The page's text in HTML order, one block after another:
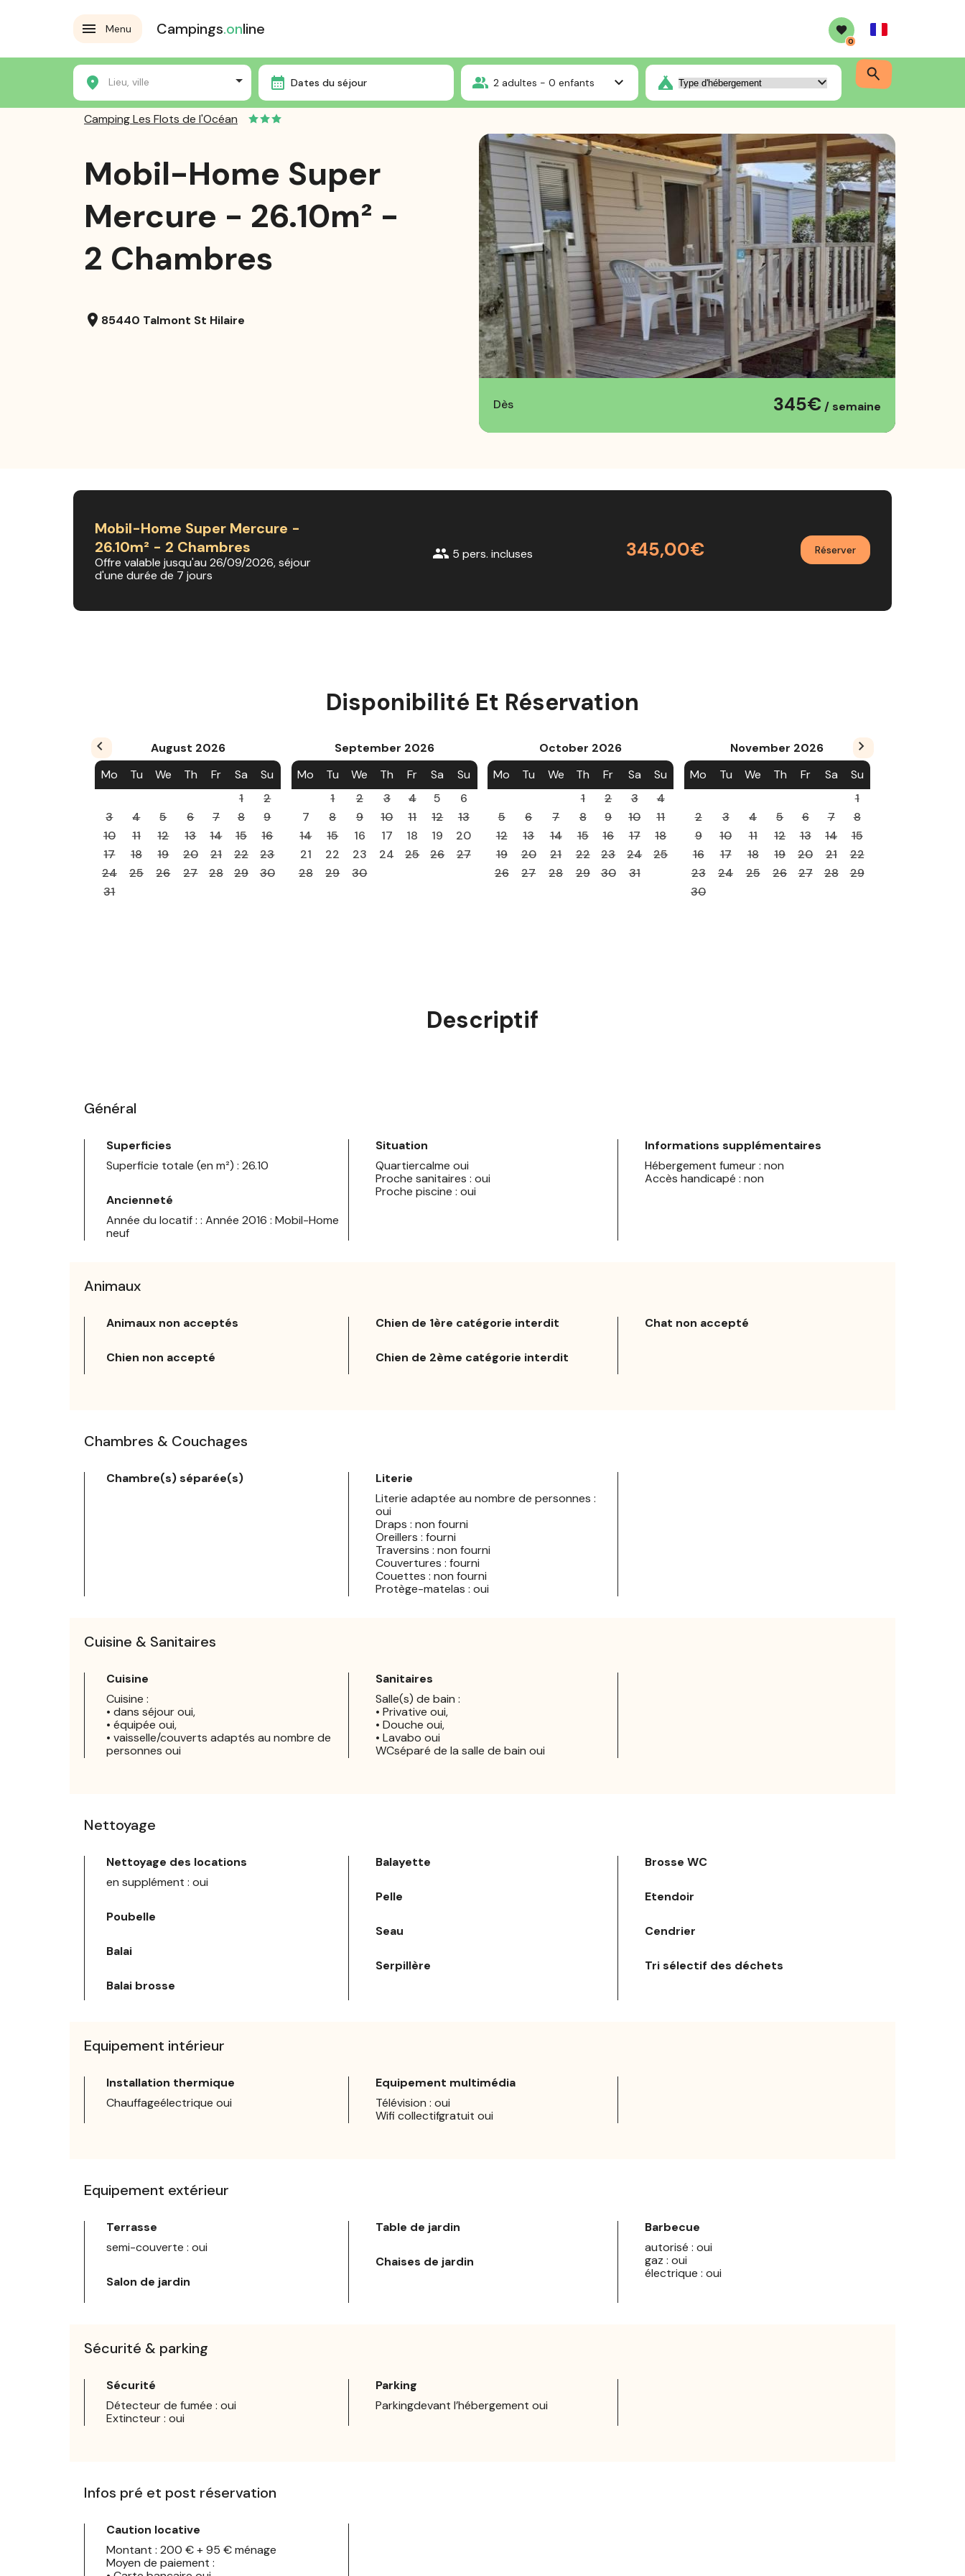
Menu Campings.online
0
Lieu, ville Dates du séjour 2adultes - 0 enfants
Accueil Les campings Camping Les Flots de l'Océan Mobil-Home Super Mercure - 26.10m² - 2 Chambres
Camping Les Flots de l'Océan
Mobil-Home Super
Mercure - 26.10m² -
2 Chambres
location_on 85440 Talmont St Hilaire
Dès 345€ / semaine
Mobil-Home Super Mercure -
26.10m² - 2 Chambres
Offre valable jusqu'au 26/09/2026, séjour
d'une durée de 7 jours
group 5 pers. incluses 345,00€ Réserver
Disponibilité Et Réservation
August 2026
Mo
Tu We Th Fr Sa
Su
1
2
3
4 5 6 7 8
9
10
11 12 13 14 15
16
17
18 19 20 21 22
23
24
25 26 27 28 29
30
31
September 2026
Mo
Tu We Th Fr Sa
Su
1
2 3 4 5
6
7
8 9 10 11 12
13
14
15 16 17 18 19
20
21
22 23 24 25 26
27
28
29 30
October 2026
Mo
Tu We Th Fr Sa
Su
1
2 3
4
5
6 7 8 9 10
11
12
13 14 15 16 17
18
19
20 21 22 23 24
25
26
27 28 29 30 31
November 2026
Mo
Tu We Th Fr Sa
Su
1
2
3 4 5 6 7
8
9
10 11 12 13 14
15
16
17 18 19 20 21
22
23
24 25 26 27 28
29
30
Descriptif
Général
Superficies
Superficie totale (en m²) : 26.10
Ancienneté
Année du locatif : : Année 2016 : Mobil-Home
neuf
Situation
Quartiercalme oui
Proche sanitaires : oui
Proche piscine : oui
Informations supplémentaires
Hébergement fumeur : non
Accès handicapé : non
Animaux
Animaux non acceptés
Chien non accepté
Chien de 1ère catégorie interdit
Chien de 2ème catégorie interdit
Chat non accepté
Chambres & Couchages
Chambre(s) séparée(s)
Literie
Literie adaptée au nombre de personnes :
oui
Draps : non fourni
Oreillers : fourni
Traversins : non fourni
Couvertures : fourni
Couettes : non fourni
Protège-matelas : oui
Cuisine & Sanitaires
Cuisine
Cuisine :
• dans séjour oui,
• équipée oui,
• vaisselle/couverts adaptés au nombre de
personnes oui
Sanitaires
Salle(s) de bain :
• Privative oui,
• Douche oui,
• Lavabo oui
WCséparé de la salle de bain oui
Nettoyage
Nettoyage des locations
en supplément : oui
Poubelle
Balai
Balai brosse
Balayette
Pelle
Seau
Serpillère
Brosse WC
Etendoir
Cendrier
Tri sélectif des déchets
Equipement intérieur
Installation thermique
Chauffageélectrique oui
Equipement multimédia
Télévision : oui
Wifi collectifgratuit oui
Equipement extérieur
Terrasse
semi-couverte : oui
Salon de jardin
Table de jardin
Chaises de jardin
Barbecue
autorisé : oui
gaz : oui
électrique : oui
Sécurité & parking
Sécurité
Détecteur de fumée : oui
Extincteur : oui
Parking
Parkingdevant l’hébergement oui
Infos pré et post réservation
Caution locative
Montant : 200 € + 95 € ménage
Moyen de paiement :